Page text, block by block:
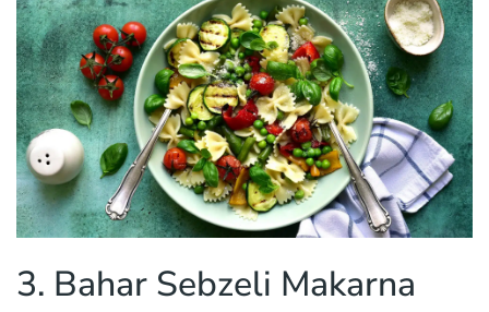
3. Bahar Sebzeli Makarna